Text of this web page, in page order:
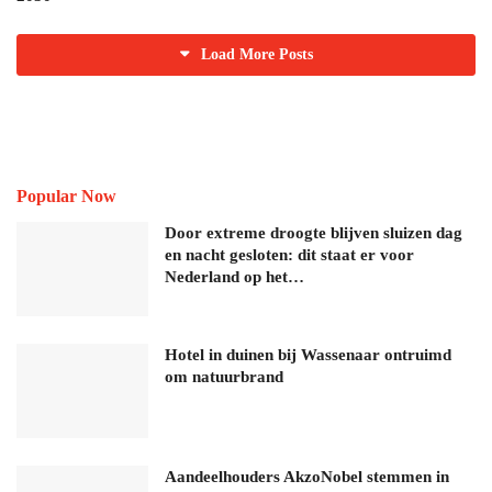
Load More Posts
Popular Now
Door extreme droogte blijven sluizen dag
en nacht gesloten: dit staat er voor
Nederland op het…
Hotel in duinen bij Wassenaar ontruimd
om natuurbrand
Aandeelhouders AkzoNobel stemmen in